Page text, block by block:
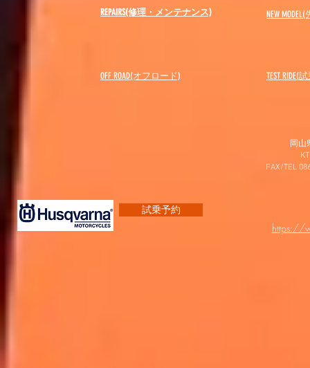
REPAIRS(修理・メンテナンス) NEW MODEL(
OFF ROAD(オフロード) ​TEST RIDE(
岡山
FAX/TEL
試乗予約
https://